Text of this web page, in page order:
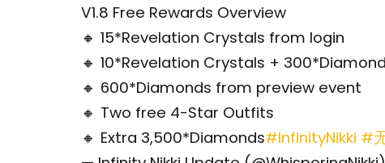
V1.8 Free Rewards Overview
🔸 15*Revelation Crystals from login
🔸 10*Revelation Crystals +
🔸 600*Diamonds from preview event
🔸 Two free 4-Star Outfits
🔸 Extra 3,500*Diamonds#InfinityNikki #